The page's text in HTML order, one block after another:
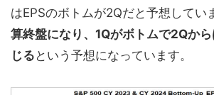
はEPSのボトムが2Qだと予想してい
算終盤になり、1Qがボトムで2Qか
じる という予想になっています。